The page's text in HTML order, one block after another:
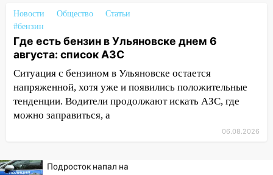
соседними Татарстаном и Саратовской
областью
09:41 Диана Шурыгина уверовала в
Бога в СИЗО
09:35 В Ульяновске директора фирмы
будут судить за неуплату налогов на 48
млн рублей
07:20
Жара возвращается: ожидается
Новости Общество
Статьи
#бензин
Где есть бензин в Ульяновске днем 6
августа: список АЗС
Ситуация с бензином в Ульяновске остается
напряженной, хотя уже и появились положительные
тенденции. Водители продолжают искать АЗС, где
можно заправиться, а
06.08.2026
Подросток напал на